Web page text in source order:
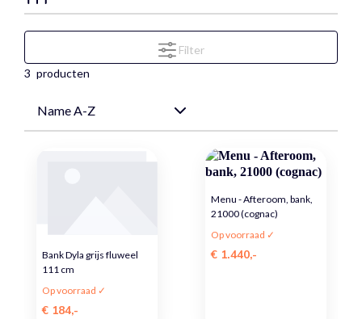
Filter
3 producten
Bank Dyla grijs fluweel
111 cm
Op voorraad ✓
€ 184,-
Menu - Afteroom, bank,
21000 (cognac)
Op voorraad ✓
€ 1.440,-